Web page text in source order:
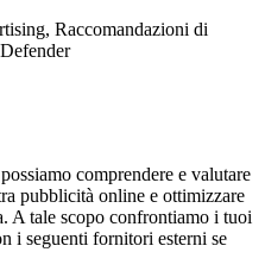
Raccomandazioni di
comprendere e valutare
pubblicità online e ottimizzare
A tale scopo confrontiamo i tuoi
i seguenti fornitori esterni se